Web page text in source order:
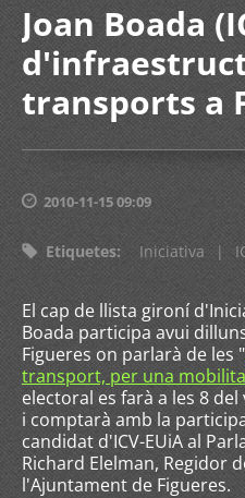
Joan Boada
transports a
2010-11-15 09:09
Etiquetes: Iniciativa |
El cap de llista gironí
Boada participa avui
Figueres on parlarà de les "
transport, per una
electoral es farà a les 8
i comptarà amb la
candidat d'ICV-EUiA al
Richard Elelman, Regidor
l'Ajuntament de Figueres.